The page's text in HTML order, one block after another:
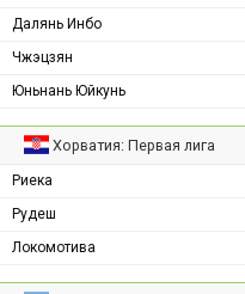
Далянь Инбо
Чжэцзян
Юньнань Юйкунь
Хорватия: Первая лига
Риека
Рудеш
Локомотива